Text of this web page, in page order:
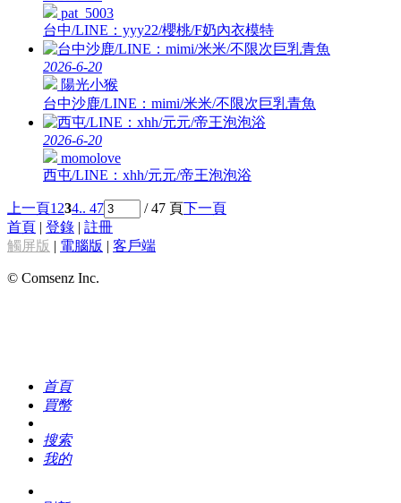
pat_5003
台中/LINE：yyy22/櫻桃/F奶內衣模特
2026-6-20
陽光小猴
台中沙鹿/LINE：mimi/米米/不限次巨乳青魚
2026-6-20
momolove
西屯/LINE：xhh/元元/帝王泡泡浴
上一頁1 234 .. 47 / 47 頁下一頁
首頁 | 登錄 | 註冊
觸屏版 | 電腦版 | 客戶端
© Comsenz Inc.
首頁
買幣
搜索
我的